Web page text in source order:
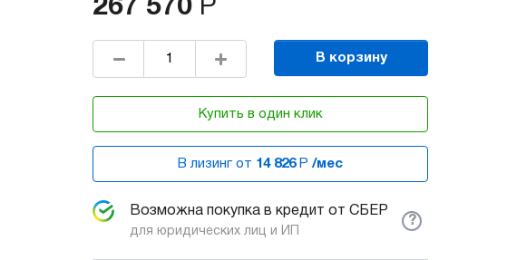
267 570 Р
В корзину
Купить в один клик
В лизинг от 14 826 Р /мес
Возможна покупка в кредит от СБЕР
для юридических лиц и ИП
?